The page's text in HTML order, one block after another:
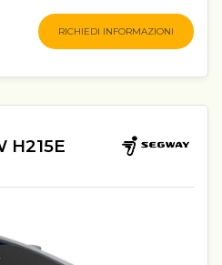
RICHIEDI INFORMAZIONI
H215E